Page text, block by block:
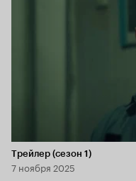
Длительность 57 сек
Трейлер (сезон 1)
7 ноября 2025